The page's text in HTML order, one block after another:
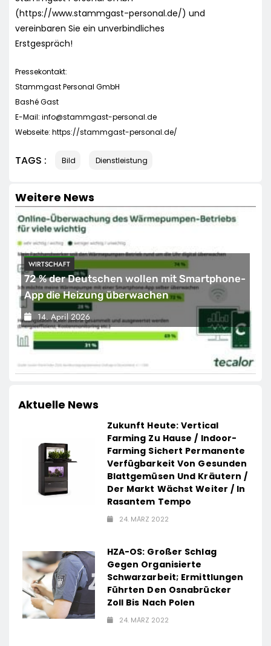
(https://www.stammgast-personal.de/) und
vereinbaren Sie ein unverbindliches
Erstgespräch!
Pressekontakt:
Stammgast Personal GmbH
Bashé Gast
E-Mail: info@stammgast-personal.de
Webseite: https://stammgast-personal.de/
TAGS : Bild Dienstleistung
Weitere News
WIRTSCHAFT
72 % der Deutschen wollen mit Smartphone-
App die Heizung überwachen
14. April 2026
Aktuelle News
Zukunft Heute: Vertical
Farming Zu Hause / Indoor-
Farming Sichert Permanente
Verfügbarkeit Von Gesunden
Blattgemüsen Und Kräutern /
Der Markt Wächst Weiter / In
Rasantem Tempo
24. MÄRZ 2022
HZA-OS: Großer Schlag
Gegen Organisierte
Schwarzarbeit; Ermittlungen
Führten Den Osnabrücker
Zoll Bis Nach Polen
24. MÄRZ 2022